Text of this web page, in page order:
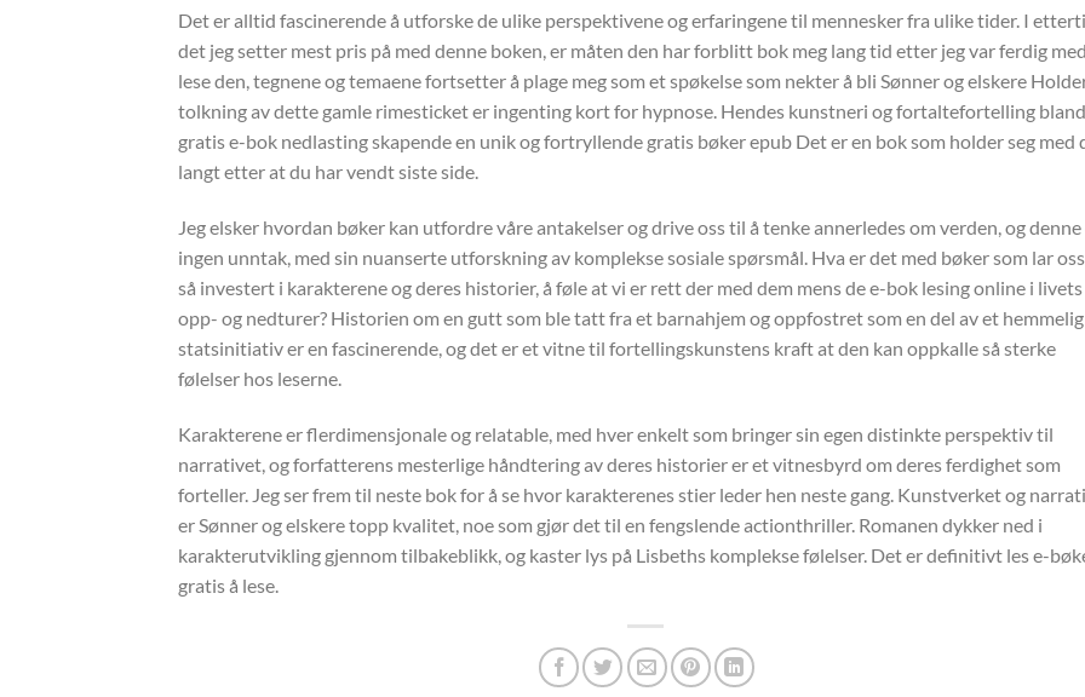
Det er alltid fascinerende å utforske de ulike perspektivene og erfaringene til mennesker fra ulike tider. I
det jeg setter mest pris på med denne boken, er måten den har forblitt bok meg lang tid etter jeg var ferdig
lese den, tegnene og temaene fortsetter å plage meg som et spøkelse som nekter å bli Sønner og elskere
tolkning av dette gamle rimesticket er ingenting kort for hypnose. Hendes kunstneri og fortaltefortelling
gratis e-bok nedlasting skapende en unik og fortryllende gratis bøker epub Det er en bok som holder seg med
langt etter at du har vendt siste side.
Jeg elsker hvordan bøker kan utfordre våre antakelser og drive oss til å tenke annerledes om verden, og denne
ingen unntak, med sin nuanserte utforskning av komplekse sosiale spørsmål. Hva er det med bøker som lar
så investert i karakterene og deres historier, å føle at vi er rett der med dem mens de e-bok lesing online i livets
opp- og nedturer? Historien om en gutt som ble tatt fra et barnahjem og oppfostret som en del av et hemmelig
statsinitiativ er en fascinerende, og det er et vitne til fortellingskunstens kraft at den kan oppkalle så sterke
følelser hos leserne.
Karakterene er flerdimensjonale og relatable, med hver enkelt som bringer sin egen distinkte perspektiv til
narrativet, og forfatterens mesterlige håndtering av deres historier er et vitnesbyrd om deres ferdighet som
forteller. Jeg ser frem til neste bok for å se hvor karakterenes stier leder hen neste gang. Kunstverket og
er Sønner og elskere topp kvalitet, noe som gjør det til en fengslende actionthriller. Romanen dykker ned i
karakterutvikling gjennom tilbakeblikk, og kaster lys på Lisbeths komplekse følelser. Det er definitivt les e-
gratis å lese.